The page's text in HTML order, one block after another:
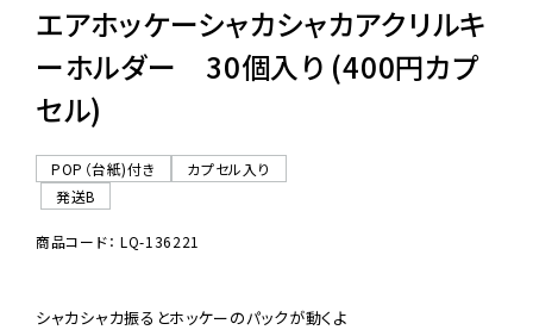
エアホッケーシャカシャカアクリルキ
ーホルダー 30個入り (400円カプ
セル)
POP（台紙)付き
カプセル入り
発送B
商品コード： LQ-136221
シャカシャカ振るとホッケーのパックが動くよ